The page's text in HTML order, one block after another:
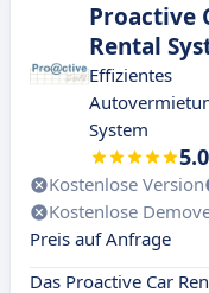
Proactive
Rental
Effizientes
System
5.0
Kostenlose Version
Kostenlose
Preis auf Anfrage
Das Proactive Car